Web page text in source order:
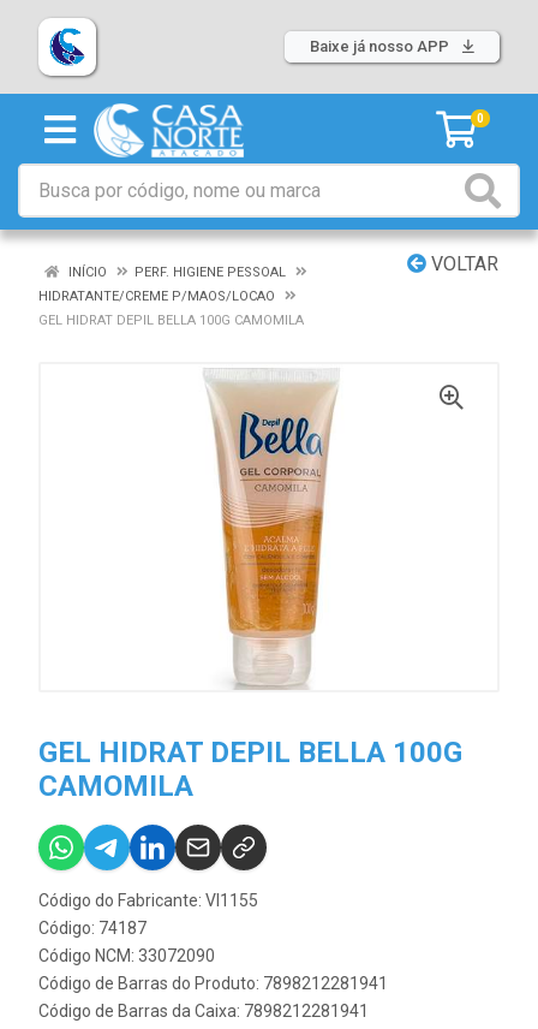
Baixe já nosso APP
0
VOLTAR
INÍCIO
PERF. HIGIENE PESSOAL
HIDRATANTE/CREME P/MAOS/LOCAO
GEL HIDRAT DEPIL BELLA 100G CAMOMILA
GEL HIDRAT DEPIL BELLA 100G
CAMOMILA
Código do Fabricante: VI1155
Código: 74187
Código NCM: 33072090
Código de Barras do Produto: 7898212281941
Código de Barras da Caixa: 7898212281941